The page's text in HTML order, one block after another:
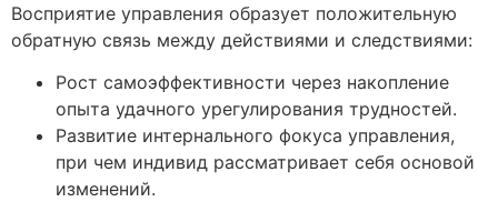
Восприятие управления образует положительную
обратную связь между действиями и следствиями:
Рост самоэффективности через накопление
опыта удачного урегулирования трудностей.
Развитие интернального фокуса управления,
при чем индивид рассматривает себя основой
изменений.